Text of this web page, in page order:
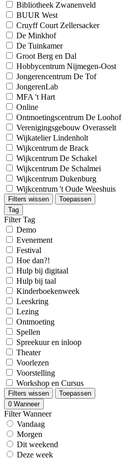
Bibliotheek Zwanenveld
BUUR West
Cruyff Court Zellersacker
De Minkhof
De Tuinkamer
Groot Berg en Dal
Hobbycentrum Nijmegen-Oost
Jongerencentrum De Tof
JongerenLab
MFA 't Hart
Online
Ontmoetingscentrum De Loohof
Verenigingsgebouw Overasselt
Wijkatelier Lindenholt
Wijkcentrum de Brack
Wijkcentrum De Schakel
Wijkcentrum De Schalmei
Wijkcentrum Dukenburg
Wijkcentrum 't Oude Weeshuis
Filters wissen
Toepassen
Tag
Filter Tag
Demo
Evenement
Festival
Hoe dan?!
Hulp bij digitaal
Hulp bij taal
Kinderboekenweek
Leeskring
Lezing
Ontmoeting
Spellen
Spreekuur en inloop
Theater
Voorlezen
Voorstelling
Workshop en Cursus
Filters wissen
Toepassen
0 Wanneer
Filter Wanneer
Vandaag
Morgen
Dit weekend
Deze week